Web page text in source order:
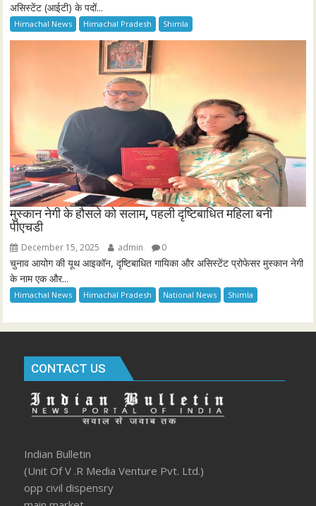
असिस्टेंट (आईटी) के पदों...
Himachal News Himachal Pradesh Shimla
मुस्कान नेगी के हौसले को सलाम, पहली दृष्टिबाधित महिला बनी
पीएचडी
December 15, 2025 admin 0
चुनाव आयोग की यूथ आइकॉन, दृष्टिबाधित गायिका और असिस्टेंट प्रोफेसर मुस्कान नेगी
के नाम एक और...
Himachal News Himachal Pradesh National News Shimla
CONTACT US
Indian Bulletin
(Unit Of V .R Media Venture Pvt. Ltd.)
opp civil dispensry